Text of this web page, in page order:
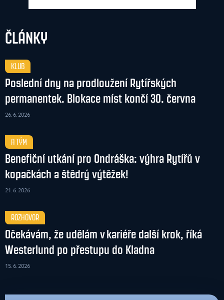
ČLÁNKY
KLUB
Poslední dny na prodloužení Rytířských
permanentek. Blokace míst končí 30. června
26. 6. 2026
A TÝM
Benefiční utkání pro Ondráška: výhra Rytířů v
kopačkách a štědrý výtěžek!
21. 6. 2026
ROZHOVOR
Očekávám, že udělám v kariéře další krok, říká
Westerlund po přestupu do Kladna
15. 6. 2026